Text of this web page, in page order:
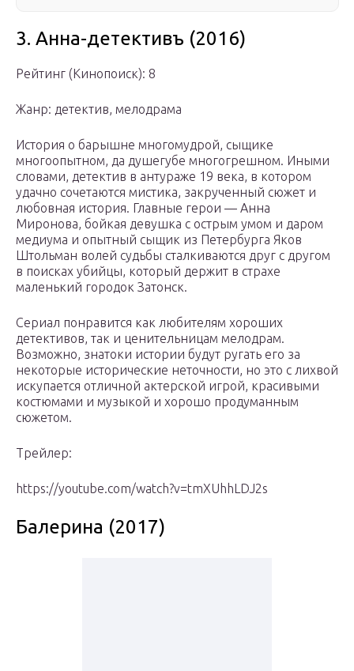
3. Анна-детективъ (2016)
Рейтинг (Кинопоиск): 8
Жанр: детектив, мелодрама
История о барышне многомудрой, сыщике
многоопытном, да душегубе многогрешном. Иными
словами, детектив в антураже 19 века, в котором
удачно сочетаются мистика, закрученный сюжет и
любовная история. Главные герои — Анна
Миронова, бойкая девушка с острым умом и даром
медиума и опытный сыщик из Петербурга Яков
Штольман волей судьбы сталкиваются друг с другом
в поисках убийцы, который держит в страхе
маленький городок Затонск.
Сериал понравится как любителям хороших
детективов, так и ценительницам мелодрам.
Возможно, знатоки истории будут ругать его за
некоторые исторические неточности, но это с лихвой
искупается отличной актерской игрой, красивыми
костюмами и музыкой и хорошо продуманным
сюжетом.
Трейлер:
https://youtube.com/watch?v=tmXUhhLDJ2s
Балерина (2017)